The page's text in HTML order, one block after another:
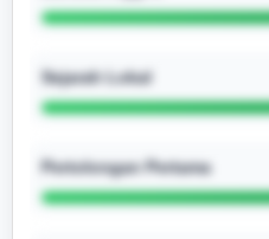
Sejarah Lokal
Pertolongan Pertama